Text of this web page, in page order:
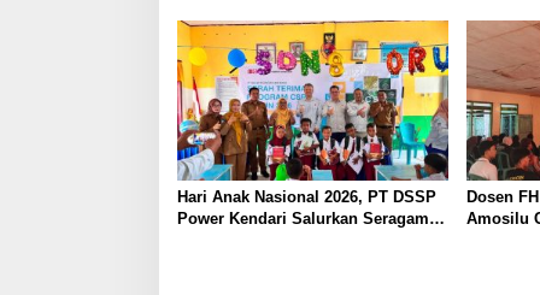
Hari Anak Nasional 2026, PT DSSP
Power Kendari Salurkan Seragam
Dosen
Amosilu